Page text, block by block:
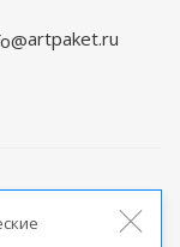
artpaket.ru